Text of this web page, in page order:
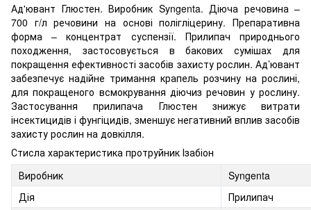
Ад'ювант Глюстен. Виробник Syngenta. Діюча речовина –
700 г/л речовини на основі полігліцерину. Препаративна
форма – концентрат суспензії. Прилипач природнього
походження, застосовується в бакових сумішах для
покращення ефективності засобів захисту рослин. Ад’ювант
забезпечує надійне тримання крапель розчину на рослині,
для покращеного всмокрування діючиз речовин у рослину.
Застосування прилипача Глюстен знижує витрати
інсектицидів і фунгіцидів, зменшує негативний вплив засобів
захисту рослин на довкілля.
Стисла характеристика протруйник Ізабіон
Виробник
Syngenta
Дія
Прилипач